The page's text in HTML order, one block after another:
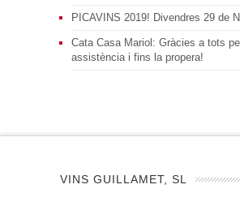
PICAVINS 2019! Divendres 29 de
Cata Casa Mariol: Gràcies a tots
assistència i fins la propera!
VINS GUILLAMET, SL